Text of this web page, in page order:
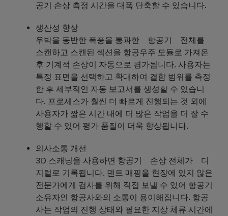
공기 손상 측정 시간을 대폭 단축할 수 있습니다.
생산성 향상
우박을 동반한 폭풍을 통과한 항공기 전체를
스캔하고 스캔된 섹션을 항공우주 모듈로 가져온
후 기계적 손상이 자동으로 평가됩니다. 사용자는
특정 표면을 선택하고 확대하여 결함 범위를 측정
한 후 세부적인 자동 보고서를 생성할 수 있습니
다. 프로세스가 훨씬 더 빠르게 진행되는 것 외에
사용자가 짧은 시간 내에 더 많은 작업을 더 잘 수
행할 수 있어 평가 품질이 더욱 향상됩니다.
의사소통 개선
3D 스캐닝을 사용하면 항공기 손상 전체가 디
지털로 기록됩니다. 덴트 매핑을 현장에 있지 않은
전문가에게 검사를 위해 직접 보낼 수 있어 항공기
소유자인 항공사와의 소통이 용이해집니다. 항공
사는 작업의 진행 상태와 필요한 지상 체류 시간에